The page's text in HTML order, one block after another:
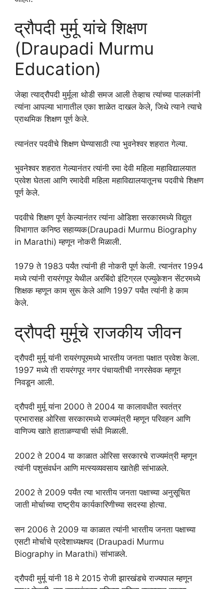
द्रौपदी मुर्मू यांचे शिक्षण
(Draupadi Murmu
Education)
जेव्हा त्याद्रौपदी मुर्मूला थोडी समज आली तेव्हाच त्यांच्या पालकांनी
त्यांना आपल्या भागातील एका शाळेत दाखल केले, जिथे त्याने त्याचे
प्राथमिक शिक्षण पूर्ण केले.
त्यानंतर पदवीचे शिक्षण घेण्यासाठी त्या भुवनेश्वर शहरात गेल्या.
भुवनेश्वर शहरात गेल्यानंतर त्यांनी रमा देवी महिला महाविद्यालयात
प्रवेश घेतला आणि रमादेवी महिला महाविद्यालयातूनच पदवीचे शिक्षण
पूर्ण केले.
पदवीचे शिक्षण पूर्ण केल्यानंतर त्यांना ओडिशा सरकारमध्ये विद्युत
विभागात कनिष्ठ सहाय्यक(Draupadi Murmu Biography
in Marathi) म्हणून नोकरी मिळाली.
1979 ते 1983 पर्यंत त्यांनी ही नोकरी पूर्ण केली. त्यानंतर 1994
मध्ये त्यांनी रायरंगपूर येथील अरबिंदो इंटिग्रल एज्युकेशन सेंटरमध्ये
शिक्षक म्हणून काम सुरू केले आणि 1997 पर्यंत त्यांनी हे काम
केले.
द्रौपदी मुर्मूचे राजकीय जीवन
द्रौपदी मुर्मू यांनी रायरंगपूरमध्ये भारतीय जनता पक्षात प्रवेश केला.
1997 मध्ये ती रायरंगपूर नगर पंचायतीची नगरसेवक म्हणून
निवडून आली.
द्रौपदी मुर्मू यांना 2000 ते 2004 या कालावधीत स्वतंत्र
प्रभारासह ओरिसा सरकारमध्ये राज्यमंत्री म्हणून परिवहन आणि
वाणिज्य खाते हाताळण्याची संधी मिळाली.
2002 ते 2004 या काळात ओरिसा सरकारचे राज्यमंत्री म्हणून
त्यांनी पशुसंवर्धन आणि मत्स्यव्यवसाय खातेही सांभाळले.
2002 ते 2009 पर्यंत त्या भारतीय जनता पक्षाच्या अनुसूचित
जाती मोर्चाच्या राष्ट्रीय कार्यकारिणीच्या सदस्या होत्या.
सन 2006 ते 2009 या काळात त्यांनी भारतीय जनता पक्षाच्या
एसटी मोर्चाचे प्रदेशाध्यक्षपद (Draupadi Murmu
Biography in Marathi) सांभाळले.
द्रौपदी मुर्मू यांनी 18 मे 2015 रोजी झारखंडचे राज्यपाल म्हणून